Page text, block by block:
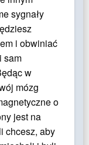
sygnały
i obwiniać
sam
w
mózg
o
jest na
chcesz, aby